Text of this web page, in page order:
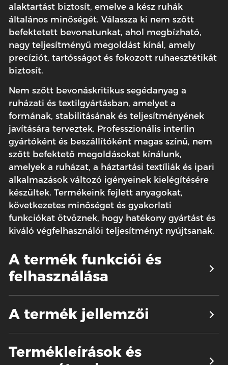
alaktartást biztosít, emelve a kész ruhák
általános minőségét. Válassza ki nem szőtt
befektetett bevonatunkat, ahol megbízható,
nagy teljesítményű megoldást kínál, amely
precíziót, tartósságot és fokozott ruhaesztétikát
biztosít.
Nem szőtt bevonáskritikus segédanyag a
ruházati és textilgyártásban, amelyet a
formának, stabilitásának és teljesítményének
javítására terveztek. Professzionális interlin
gyártóként és beszállítóként magas színű, nem
szőtt befektető megoldásokat kínálunk,
amelyek a ruházat, a háztartási textíliák és ipari
alkalmazások változó igényeinek kielégítésére
készültek. Termékeink fejlett anyagokat,
következetes minőséget és gyakorlati
funkciókat ötvöznek, hogy hatékony gyártást és
kiváló végfelhasználói teljesítményt nyújtsanak.
A termék funkciói és
felhasználása
A termék jellemzői
Termékleírások és